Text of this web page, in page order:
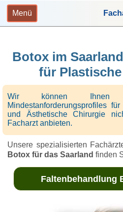
Menü
Botox im
für
Wir können Ihnen
Mindestanforderungsprofiles
und Ästhetische Chirurgie
Facharzt anbieten.
Unsere spezialisierten
Botox für das Saarland finden
Faltenbehandlung